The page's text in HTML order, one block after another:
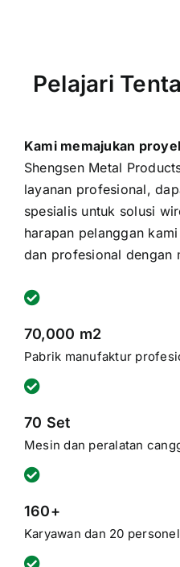
Pelajari
Kami memajukan
Shengsen Metal
layanan profesional,
spesialis untuk solusi
harapan pelanggan
dan profesional dengan
70,000 m2
Pabrik manufaktur
70 Set
Mesin dan peralatan
160+
Karyawan dan 20